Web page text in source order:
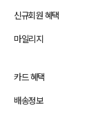
신규회원 혜택
마일리지
카드 혜택
배송정보